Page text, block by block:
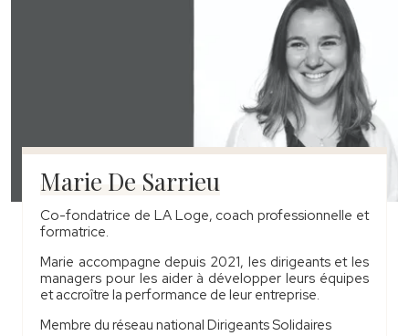
Marie De Sarrieu
Co-fondatrice de LA Loge, coach professionnelle et
formatrice.
Marie accompagne depuis 2021, les dirigeants et les
managers pour les aider à développer leurs équipes
et accroître la performance de leur entreprise.
Membre du réseau national Dirigeants Solidaires